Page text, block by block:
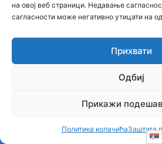
на овој веб страници. Недавање
сагласности може негативно утицати на
Прихвати
Одбиј
Прикажи
Политика колачићаЗаштита